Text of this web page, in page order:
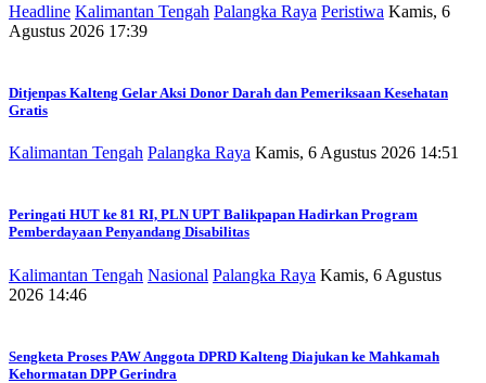
Headline Kalimantan Tengah Palangka Raya Peristiwa Kamis, 6
Agustus 2026 17:39
Ditjenpas Kalteng Gelar Aksi Donor Darah dan Pemeriksaan Kesehatan
Gratis
Kalimantan Tengah Palangka Raya Kamis, 6 Agustus 2026 14:51
Peringati HUT ke 81 RI, PLN UPT Balikpapan Hadirkan Program
Pemberdayaan Penyandang Disabilitas
Kalimantan Tengah Nasional Palangka Raya Kamis, 6 Agustus
2026 14:46
Sengketa Proses PAW Anggota DPRD Kalteng Diajukan ke Mahkamah
Kehormatan DPP Gerindra